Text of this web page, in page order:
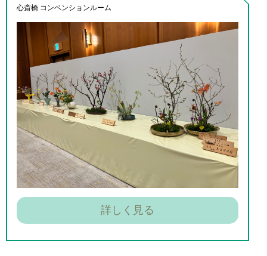
心斎橋 コンベンションルーム
詳しく見る